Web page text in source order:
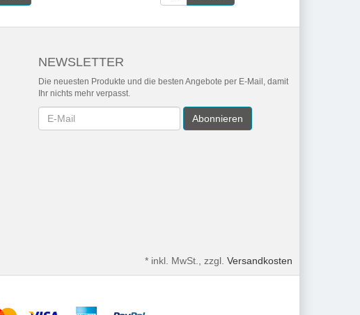
NEWSLETTER
Die neuesten Produkte und die besten Angebote per E-Mail, damit
Ihr nichts mehr verpasst.
Newsletter Abonnieren
* inkl. MwSt., zzgl. Versandkosten